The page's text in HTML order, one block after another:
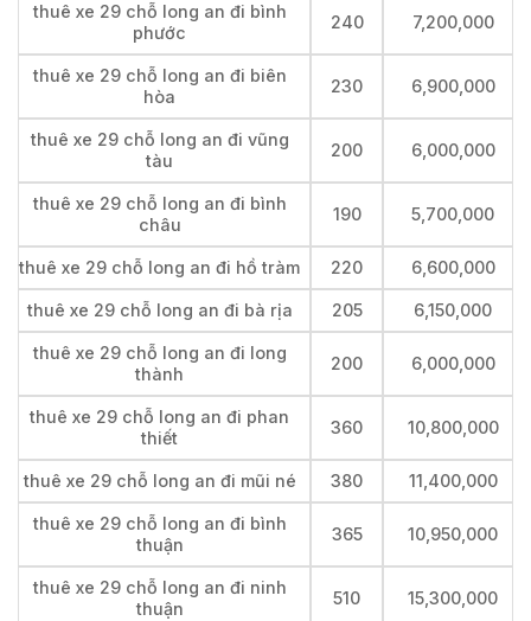
thuê xe 29 chỗ long an đi bình
phước
240 7,200,000
thuê xe 29 chỗ long an đi biên
hòa
230 6,900,000
thuê xe 29 chỗ long an đi vũng
tàu
200 6,000,000
thuê xe 29 chỗ long an đi bình
châu
190 5,700,000
thuê xe 29 chỗ long an đi hồ tràm 220 6,600,000
thuê xe 29 chỗ long an đi bà rịa 205 6,150,000
thuê xe 29 chỗ long an đi long
thành
200 6,000,000
thuê xe 29 chỗ long an đi phan
thiết
360 10,800,000
thuê xe 29 chỗ long an đi mũi né 380 11,400,000
thuê xe 29 chỗ long an đi bình
thuận
365 10,950,000
thuê xe 29 chỗ long an đi ninh
thuận
510 15,300,000